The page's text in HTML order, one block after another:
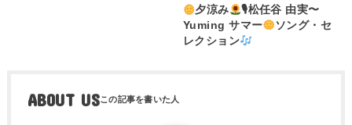
夕涼み
🎙松任谷 由実〜
Yuming サマー
ソング・セ
レクション
ABOUT US